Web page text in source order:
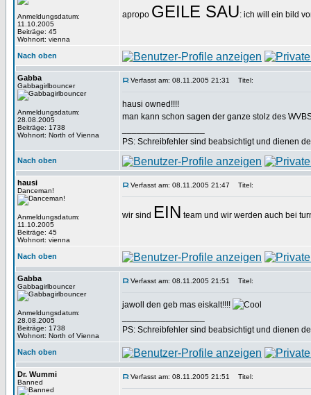
Anmeldungsdatum:
11.10.2005
Beiträge: 45
Wohnort: vienna
apropo GEILE SAU: ich will ein bild
Nach oben
Gabba
Gabbagirlbouncer
Anmeldungsdatum:
28.08.2005
Beiträge: 1738
Wohnort: North of Vienna
Verfasst am: 08.11.2005 21:31 Titel:
hausi owned!!!!
man kann schon sagen der ganze stolz des
PS: Schreibfehler sind beabsichtigt und dienen
Nach oben
hausi
Danceman!
Anmeldungsdatum:
11.10.2005
Beiträge: 45
Wohnort: vienna
Verfasst am: 08.11.2005 21:47 Titel:
wir sind EIN team und wir werden auch bei
Nach oben
Gabba
Gabbagirlbouncer
Anmeldungsdatum:
28.08.2005
Beiträge: 1738
Wohnort: North of Vienna
Verfasst am: 08.11.2005 21:51 Titel:
jawoll den geb mas eiskalt!!!!
PS: Schreibfehler sind beabsichtigt und dienen
Nach oben
Dr. Wummi
Banned
Verfasst am: 08.11.2005 21:51 Titel: